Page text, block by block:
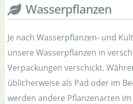
Wasserpflanzen
Je nach Wasserpflanzen- und
unsere Wasserpflanzen in
Verpackungen verschickt.
üblicherweise als Pad oder im
werden andere Pflanzenarten